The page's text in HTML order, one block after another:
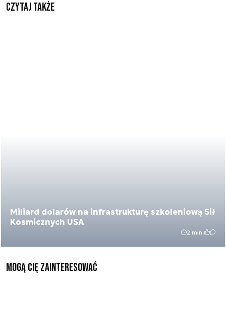
Czytaj także
Miliard dolarów na infrastrukturę szkoleniową Sił
Kosmicznych USA
2 min.
Mogą Cię zainteresować